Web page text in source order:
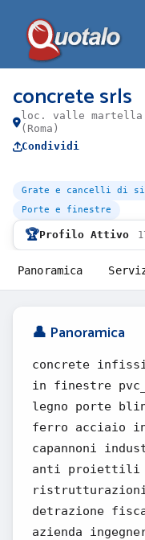
concrete srls
loc. valle martella
(Roma)
Condividi
Grate e cancelli di
Porte e finestre
🏆Profilo Attivo
Panoramica
👤 Panoramica
concrete
in finestre
legno porte
ferro acciaio
capannoni
anti proiettili
detrazione
azienda